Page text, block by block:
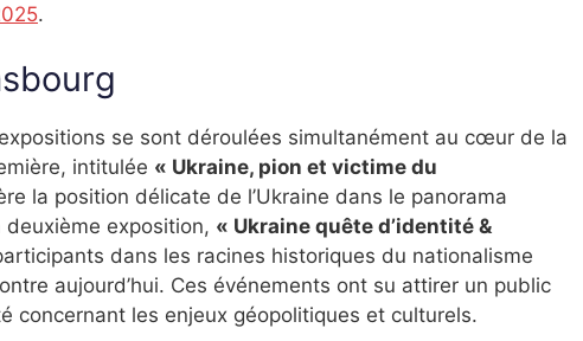
.
se sont déroulées simultanément au cœur de la
intitulée « Ukraine, pion et victime du
la position délicate de l’Ukraine dans le panorama
exposition, « Ukraine quête d’identité &
dans les racines historiques du nationalisme
aujourd’hui. Ces événements ont su attirer un public
concernant les enjeux géopolitiques et culturels.